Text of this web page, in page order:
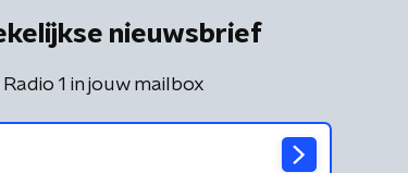
nieuwsbrief
1 in jouw mailbox